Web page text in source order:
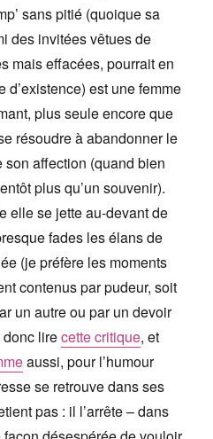
sans pitié (quoique sa
des invitées vêtues de
mais effacées, pourrait en
est une femme
plus seule encore que
résoudre à abandonner le
affection (quand bien
plus qu’un souvenir).
elle se jette au-devant de
fades les élans de
(je préfère les moments
contenus par pudeur, soit
un autre ou par un devoir
donc lirecette critique, et
aussi, pour l’humour
se retrouve dans ses
pas : il l’arrête – dans